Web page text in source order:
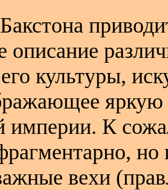
описание
культуры,
яркую
империи. К
но
вехи